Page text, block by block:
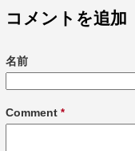
コメントを追加
名前
Comment *